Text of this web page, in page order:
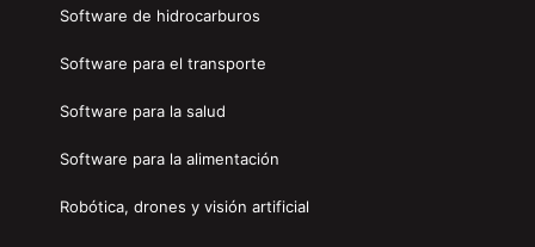
Software de hidrocarburos
Software para el transporte
Software para la salud
Software para la alimentación
Robótica, drones y visión artificial